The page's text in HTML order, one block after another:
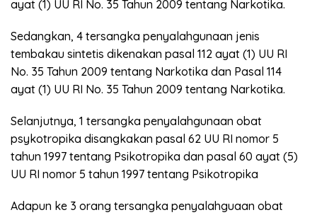
ayat (1) UU RI No. 35 Tahun 2009 tentang Narkotika.
Sedangkan, 4 tersangka penyalahgunaan jenis
tembakau sintetis dikenakan pasal 112 ayat (1) UU RI
No. 35 Tahun 2009 tentang Narkotika dan Pasal 114
ayat (1) UU RI No. 35 Tahun 2009 tentang Narkotika.
Selanjutnya, 1 tersangka penyalahgunaan obat
psykotropika disangkakan pasal 62 UU RI nomor 5
tahun 1997 tentang Psikotropika dan pasal 60 ayat (5)
UU RI nomor 5 tahun 1997 tentang Psikotropika
Adapun ke 3 orang tersangka penyalahguaan obat